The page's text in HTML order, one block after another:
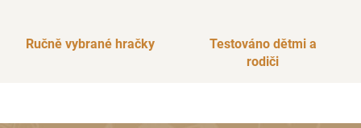
Ručně vybrané hračky
Testováno dětmi a
rodiči